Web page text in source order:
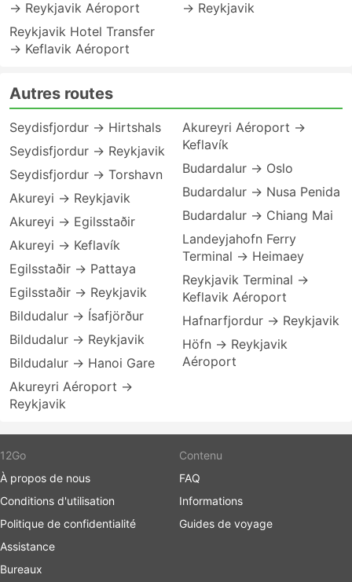
→ Reykjavik Aéroport
Reykjavik Hotel Transfer
→ Keflavik Aéroport
→ Reykjavik
Autres routes
Seydisfjordur → Hirtshals
Seydisfjordur → Reykjavik
Seydisfjordur → Torshavn
Akureyi → Reykjavik
Akureyi → Egilsstaðir
Akureyi → Keflavík
Egilsstaðir → Pattaya
Egilsstaðir → Reykjavik
Bildudalur → Ísafjörður
Bildudalur → Reykjavik
Bildudalur → Hanoi Gare
Akureyri Aéroport →
Reykjavik
Akureyri Aéroport →
Keflavík
Budardalur → Oslo
Budardalur → Nusa Penida
Budardalur → Chiang Mai
Landeyjahofn Ferry
Terminal → Heimaey
Reykjavik Terminal →
Keflavik Aéroport
Hafnarfjordur → Reykjavik
Höfn → Reykjavik
Aéroport
12Go
À propos de nous
Conditions d'utilisation
Politique de confidentialité
Assistance
Bureaux
Contenu
FAQ
Informations
Guides de voyage